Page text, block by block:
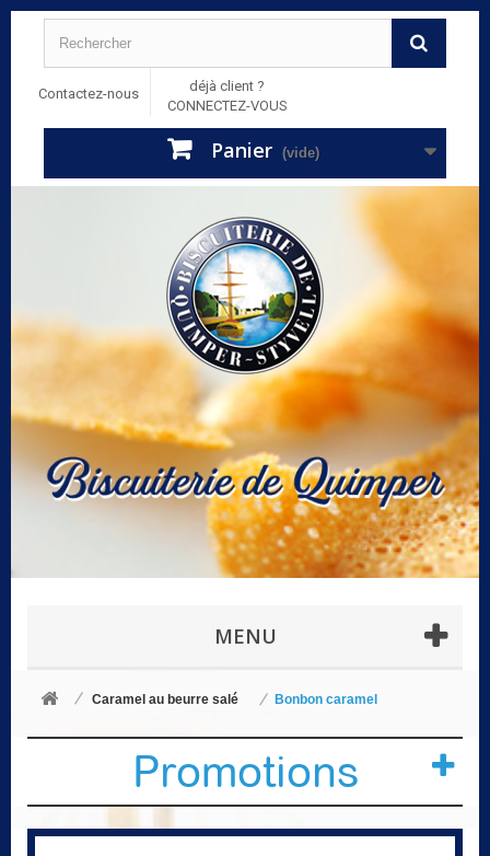
Contactez-nous
déjà client ?
CONNECTEZ-VOUS
Panier (vide)
MENU
Caramel au beurre salé Bonbon caramel
Promotions